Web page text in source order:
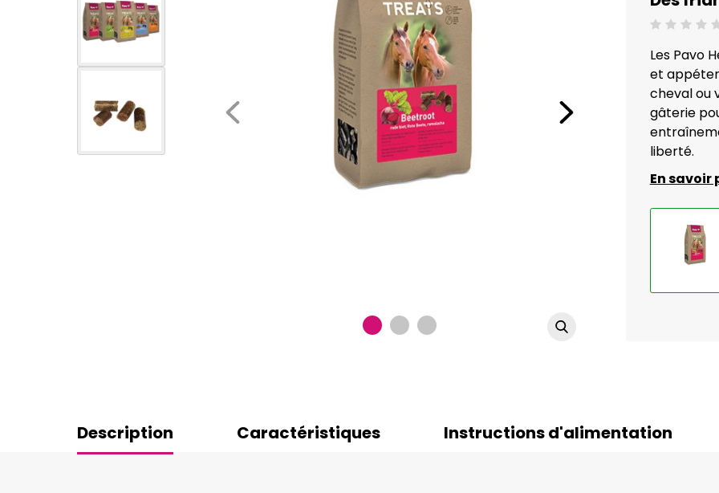
Jugement:0 /5
Les Pavo
et
cheval ou
gâterie
liberté.
En savoir
Description Caractéristiques Instructions d'alimentation